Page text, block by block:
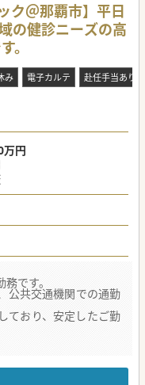
ク＠那覇市】平日
の健診ニーズの高
。
み 電子カルテ 赴任手当あり
万円
です。
公共交通機関での通勤
ており、安定したご勤